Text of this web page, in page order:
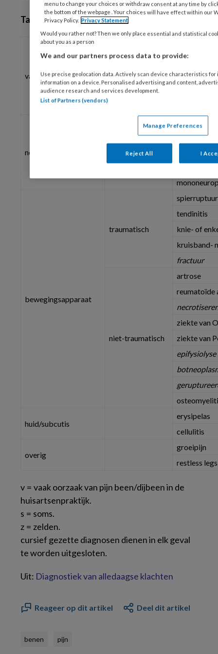
Tabel Diagnostisch schema pijn in het been.
vasculair
arterieel
acute
veneus
varices
neurologisch
nuclei
bewegingsapparaat
traumatisch
tendinitis
knie- of
kruisband-
fractuur
niet-traumatisch
artrose
reumatoïde
ziekte van
ziekte van
huid/subcutis
erysipelas
cellulitis
overig
groeipijn
restless legs
v = vaak oorzaak van pijn been/dijbeen in de
huisartsenpraktijk.
s = soms.
z = zelden.
cursief gezette diagnosen dienen in elk geval
te worden uitgesloten.
Uit: Diagnostiek van alledaagse klachten
Reageer op dit artikel Deel dit artikel
benen pijn
menu to change your choices or withdraw consent at any time by
the bottom of the webpage . Your choices will have effect within our
Privacy Policy. Privacy Statement
Would you rather not? Then we only place essential and statistical
about you as a person
We and our partners process data to provide:
Use precise geolocation data. Actively scan device characteristics
information on a device. Personalised advertising and content,
audience research and services development.
List of Partners (vendors)
Manage Preferences
Reject All I